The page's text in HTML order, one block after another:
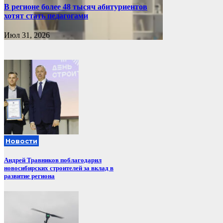
В регионе более 48 тысяч абитуриентов
хотят стать педагогами
Июл 31, 2026
Новости
Андрей Травников поблагодарил
новосибирских строителей за вклад в
развитие региона